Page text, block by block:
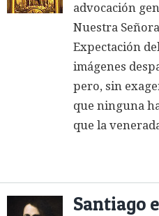
advocación
Nuestra
Expectación
imágenes
pero, sin
que ninguna
que la
Santiago